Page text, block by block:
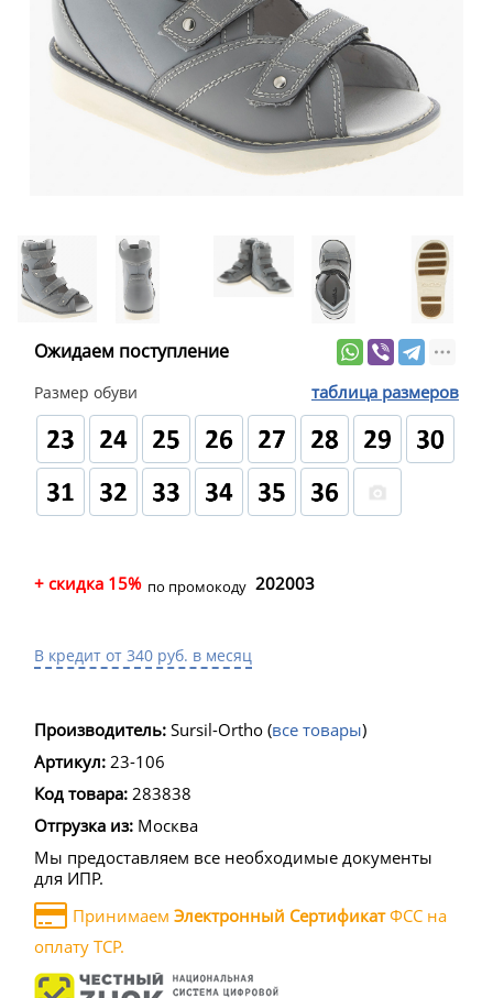
Ожидаем поступление
Размер обуви таблица размеров
+ скидка 15% по промокоду 202003
В кредит от 340 руб. в месяц
Производитель: Sursil-Ortho (все товары)
Артикул: 23-106
Код товара: 283838
Отгрузка из: Москва
Мы предоставляем все необходимые документы
для ИПР.
Принимаем Электронный СертификатФСС на
оплату ТСР.